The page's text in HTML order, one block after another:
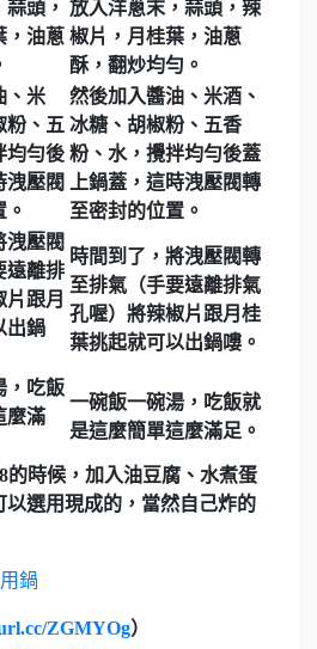
放入洋蔥末，蒜頭，辣
椒片，月桂葉，油蔥
酥，翻炒均勻。
然後加入醬油、米酒、
冰糖、胡椒粉、五香
粉、水，攪拌均勻後蓋
上鍋蓋，這時洩壓閥轉
至密封的位置。
時間到了，將洩壓閥轉
至排氣（手要遠離排氣
孔喔）將辣椒片跟月桂
葉挑起就可以出鍋嘍。
一碗飯一碗湯，吃飯就
是這麼簡單這麼滿足。
的時候，加入油豆腐、水煮蛋
以選用現成的，當然自己炸的
鍋
ZGMYOg）